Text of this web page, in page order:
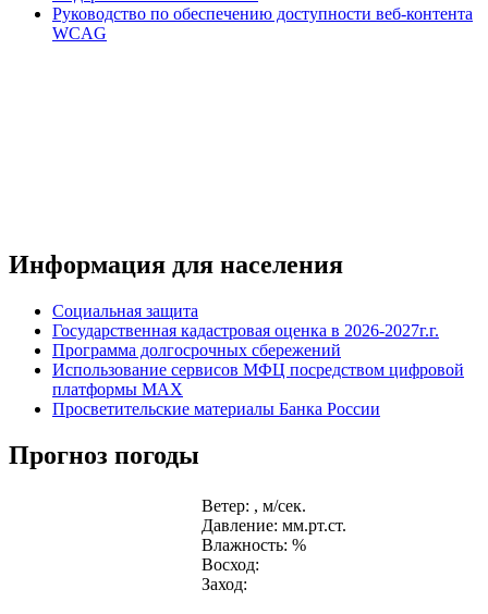
Руководство по обеспечению доступности веб-контента
WCAG
Информация для населения
Социальная защита
Государственная кадастровая оценка в 2026-2027г.г.
Программа долгосрочных сбережений
Использование сервисов МФЦ посредством цифровой
платформы MAX
Просветительские материалы Банка России
Прогноз погоды
Ветер: , м/сек.
Давление: мм.рт.ст.
Влажность: %
Восход:
Заход: